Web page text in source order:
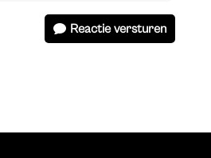
Reactie versturen